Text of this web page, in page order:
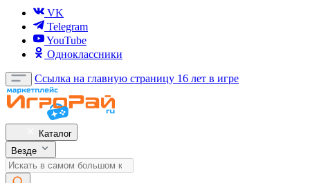
VK
Telegram
YouTube
Одноклассники
Ссылка на главную страницу 16 лет в игре
Каталог
Везде